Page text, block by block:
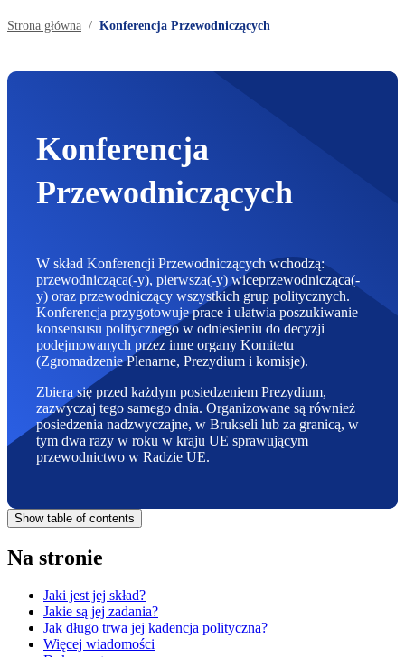
Strona główna Konferencja Przewodniczących
Konferencja
Przewodniczących
W skład Konferencji Przewodniczących wchodzą:
przewodnicząca(-y), pierwsza(-y) wiceprzewodnicząca(-
y) oraz przewodniczący wszystkich grup politycznych.
Konferencja przygotowuje prace i ułatwia poszukiwanie
konsensusu politycznego w odniesieniu do decyzji
podejmowanych przez inne organy Komitetu
(Zgromadzenie Plenarne, Prezydium i komisje).
Zbiera się przed każdym posiedzeniem Prezydium,
zazwyczaj tego samego dnia. Organizowane są również
posiedzenia nadzwyczajne, w Brukseli lub za granicą, w
tym dwa razy w roku w kraju UE sprawującym
przewodnictwo w Radzie UE.
Show table of contents
Na stronie
Jaki jest jej skład?
Jakie są jej zadania?
Jak długo trwa jej kadencja polityczna?
Więcej wiadomości